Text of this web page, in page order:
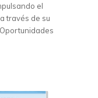
el
través de su